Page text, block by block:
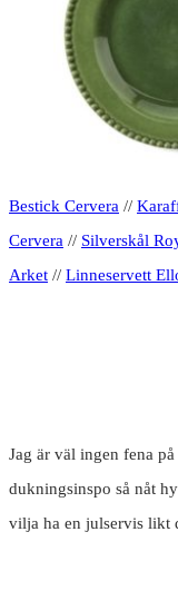
Bestick Cervera //
Cervera // Silverskål
Arket // Linneservett
Jag är väl ingen fena
dukningsinspo så nåt
vilja ha en julservis likt